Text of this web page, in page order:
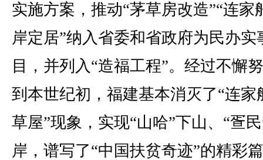
实施方案，推动“茅草房改造”“连家
岸定居”纳入省委和省政府为民办实
目，并列入“造福工程”。经过不懈
到本世纪初，福建基本消灭了“连家
草屋”现象，实现“山哈”下山、“疍
岸，谱写了“中国扶贫奇迹”的精彩